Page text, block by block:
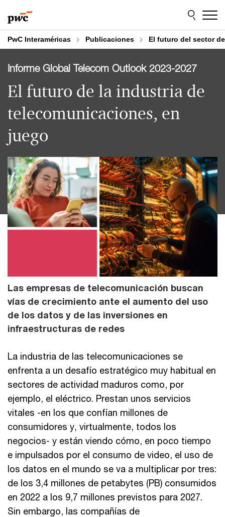
to
content
to
footer
PwC Interaméricas Publicaciones El futuro del sector
El futuro de la industria de
telecomunicaciones, en
juego
Informe Global Telecom Outlook 2023-2027
Las empresas de telecomunicación buscan
vías de crecimiento ante el aumento del uso
de los datos y de las inversiones en
infraestructuras de redes
La industria de las telecomunicaciones se
enfrenta a un desafío estratégico muy habitual en
sectores de actividad maduros como, por
ejemplo, el eléctrico. Prestan unos servicios
vitales -en los que confían millones de
consumidores y, virtualmente, todos los
negocios- y están viendo cómo, en poco tiempo
e impulsados por el consumo de video, el uso de
los datos en el mundo se va a multiplicar por tres:
de los 3,4 millones de petabytes (PB) consumidos
en 2022 a los 9,7 millones previstos para 2027.
Sin embargo, las compañías de